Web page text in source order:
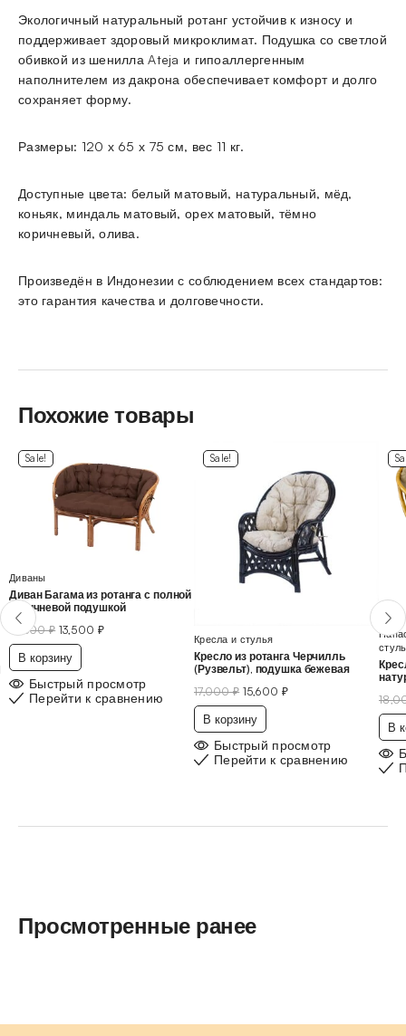
Экологичный натуральный ротанг устойчив к износу и
поддерживает здоровый микроклимат. Подушка со светлой
обивкой из шенилла Ateja и гипоаллергенным
наполнителем из дакрона обеспечивает комфорт и долго
сохраняет форму.
Размеры: 120 х 65 х 75 см, вес 11 кг.
Доступные цвета: белый матовый, натуральный, мёд,
коньяк, миндаль матовый, орех матовый, тёмно
коричневый, олива.
Произведён в Индонезии с соблюдением всех стандартов:
это гарантия качества и долговечности.
Похожие товары
Sale!
Диваны
Диван Багама из ротанга с полной
коричневой подушкой
14,300₽ 13,500 ₽
В корзину
Быстрый просмотр
Перейти к сравнению
Sale!
Кресла и стулья
Кресло из ротанга Черчилль
(Рузвельт), подушка бежевая
17,000₽ 15,600 ₽
В корзину
Быстрый просмотр
Перейти к сравнению
В
Просмотренные ранее